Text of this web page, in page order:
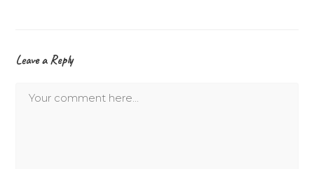
Leave a Reply